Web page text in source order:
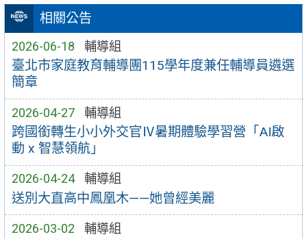
相關公告
2026-06-18 輔導組
臺北市家庭教育輔導團115學年度兼任輔導員遴選
簡章
2026-04-27 輔導組
跨國銜轉生小小外交官Ⅳ暑期體驗學習營「AI啟
動 x 智慧領航」
2026-04-24 輔導組
送別大直高中鳳凰木——她曾經美麗
2026-03-02 輔導組